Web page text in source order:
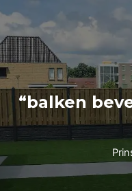
naar
de
inhoud
“balken